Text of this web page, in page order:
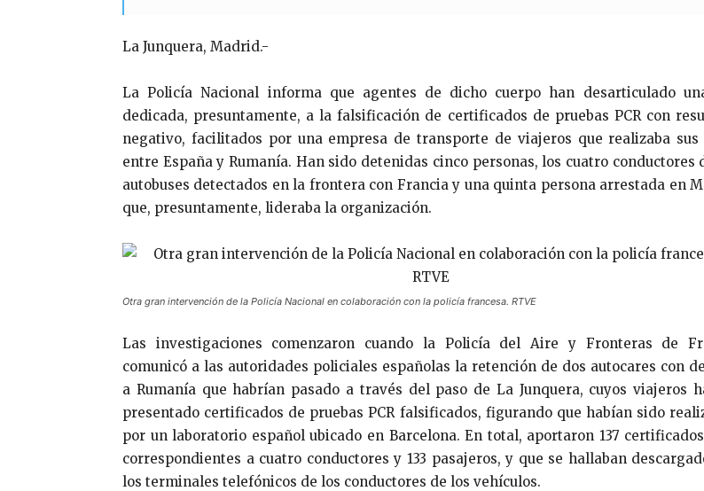
La Junquera, Madrid.-
La Policía Nacional informa que agentes de dicho cuerpo han desarticulado
dedicada, presuntamente, a la falsificación de certificados de pruebas PCR con
negativo, facilitados por una empresa de transporte de viajeros que realizaba sus
entre España y Rumanía. Han sido detenidas cinco personas, los cuatro conductores
autobuses detectados en la frontera con Francia y una quinta persona arrestada en
que, presuntamente, lideraba la organización.
Otra gran intervención de la Policía Nacional en colaboración con la policía francesa. RTVE
Las investigaciones comenzaron cuando la Policía del Aire y Fronteras de
comunicó a las autoridades policiales españolas la retención de dos autocares con
a Rumanía que habrían pasado a través del paso de La Junquera, cuyos viajeros
presentado certificados de pruebas PCR falsificados, figurando que habían sido
por un laboratorio español ubicado en Barcelona. En total, aportaron 137 certificados
correspondientes a cuatro conductores y 133 pasajeros, y que se hallaban
los terminales telefónicos de los conductores de los vehículos.